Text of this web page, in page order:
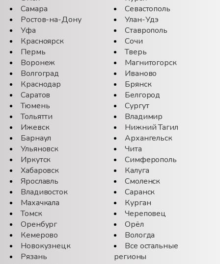
Самара
Ростов-на-Дону
Уфа
Красноярск
Пермь
Воронеж
Волгоград
Краснодар
Саратов
Тюмень
Тольятти
Ижевск
Барнаул
Ульяновск
Иркутск
Хабаровск
Ярославль
Владивосток
Махачкала
Томск
Оренбург
Кемерово
Новокузнецк
Рязань
Севастополь
Улан-Удэ
Ставрополь
Сочи
Тверь
Магнитогорск
Иваново
Брянск
Белгород
Сургут
Владимир
Нижний Тагил
Архангельск
Чита
Симферополь
Калуга
Смоленск
Саранск
Курган
Череповец
Орёл
Вологда
Все остальные
регионы